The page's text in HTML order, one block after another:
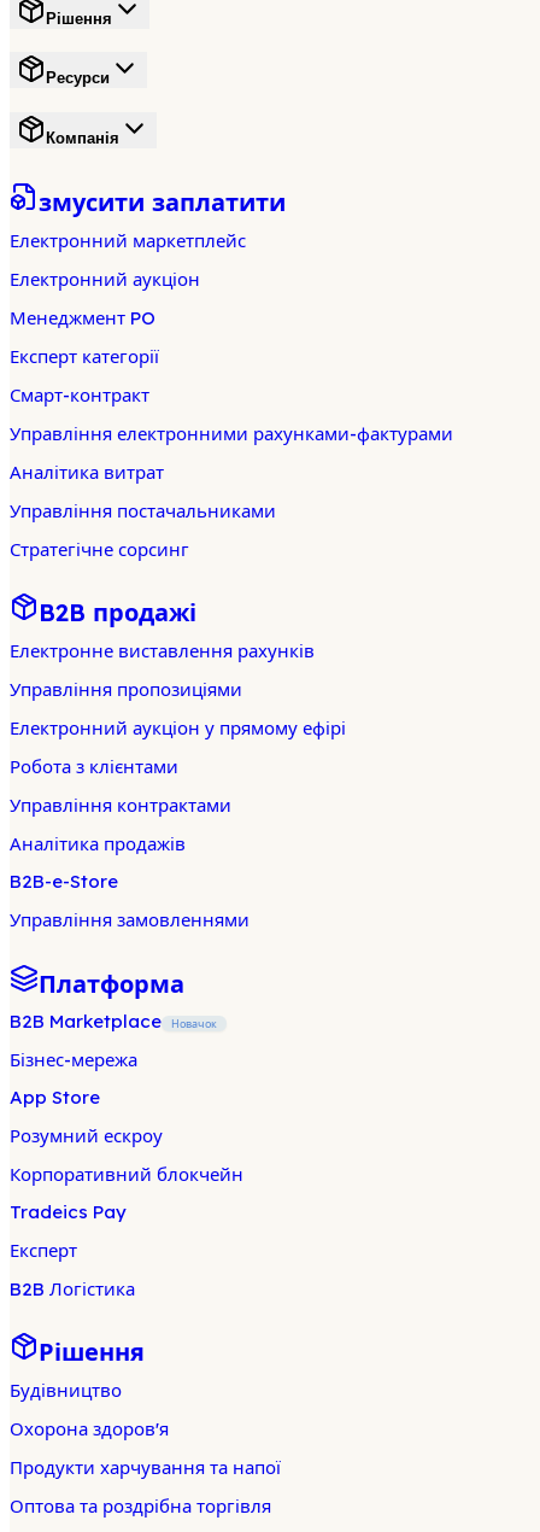
Рішення
Ресурси
Компанія
змусити заплатити
Електронний маркетплейс
Електронний аукціон
Менеджмент PO
Експерт категорії
Смарт-контракт
Управління електронними рахунками-фактурами
Аналітика витрат
Управління постачальниками
Стратегічне сорсинг
B2B продажі
Електронне виставлення рахунків
Управління пропозиціями
Електронний аукціон у прямому ефірі
Робота з клієнтами
Управління контрактами
Аналітика продажів
B2B-e-Store
Управління замовленнями
Платформа
B2B Marketplace Новачок
Бізнес-мережа
App Store
Розумний ескроу
Корпоративний блокчейн
Tradeics Pay
Експерт
B2B Логістика
Рішення
Будівництво
Охорона здоров'я
Продукти харчування та напої
Оптова та роздрібна торгівля